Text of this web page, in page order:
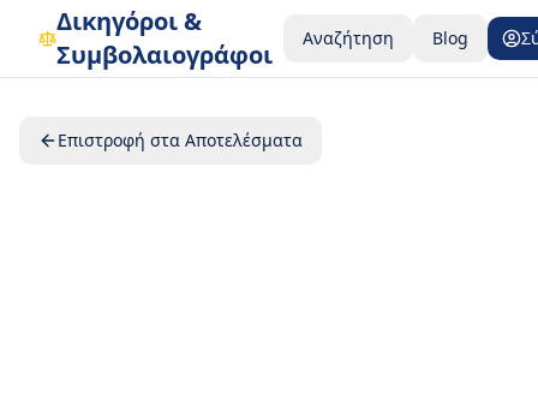
Δικηγόροι &
Συμβολαιογράφοι
Αναζήτηση Blog
Επιστροφή στα Αποτελέσματα